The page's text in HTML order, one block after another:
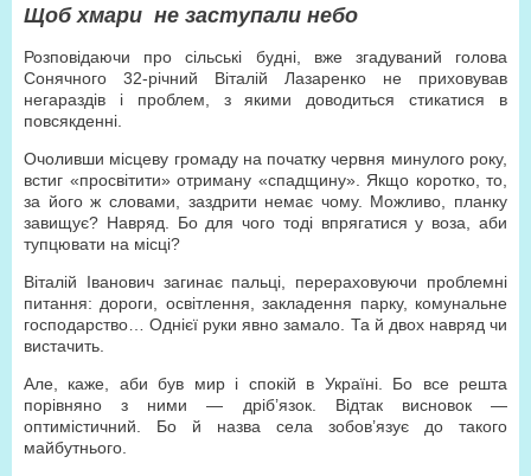
Щоб хмари не заступали небо
Розповідаючи про сільські будні, вже згадуваний голова
Сонячного 32-річний Віталій Лазаренко не приховував
негараздів і проблем, з якими доводиться стикатися в
повсякденні.
Очоливши місцеву громаду на початку червня минулого року,
встиг «просвітити» отриману «спадщину». Якщо коротко, то,
за його ж словами, заздрити немає чому. Можливо, планку
завищує? Навряд. Бо для чого тоді впрягатися у воза, аби
тупцювати на місці?
Віталій Іванович загинає пальці, перераховуючи проблемні
питання: дороги, освітлення, закладення парку, комунальне
господарство… Однієї руки явно замало. Та й двох навряд чи
вистачить.
Але, каже, аби був мир і спокій в Україні. Бо все решта
порівняно з ними — дріб’язок. Відтак висновок —
оптимістичний. Бо й назва села зобов’язує до такого
майбутнього.